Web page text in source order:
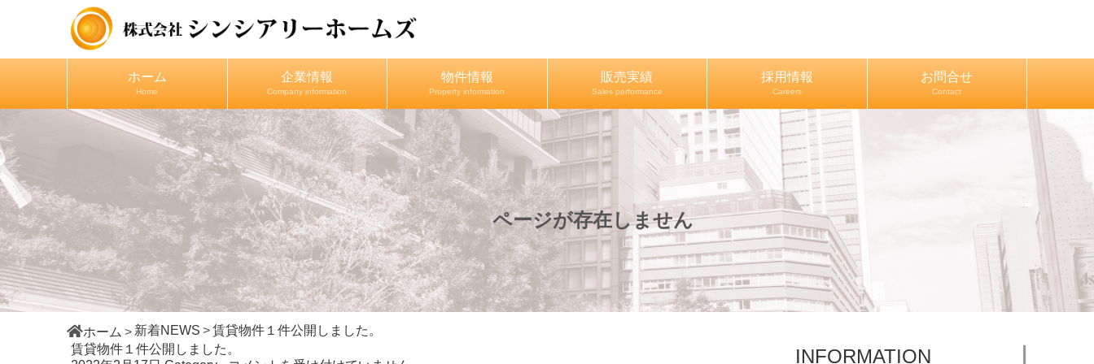
ホーム
Home
企業情報
Company information
物件情報
Property information
販売実績
Sales performance
採用情報
Careers
お問合せ
Contact
ページが存在しません
ホーム 新着NEWS
賃貸物件１件公開しました。
賃貸物件１件公開しました。
INFORMATION